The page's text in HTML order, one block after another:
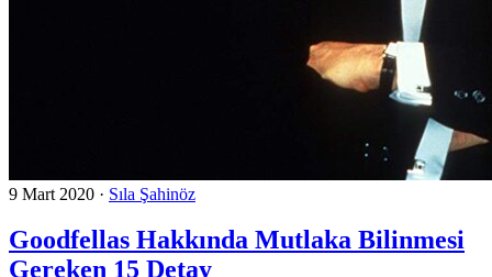
9 Mart 2020 · Sıla Şahinöz
Goodfellas Hakkında Mutlaka Bilinmesi
Gereken 15 Detay